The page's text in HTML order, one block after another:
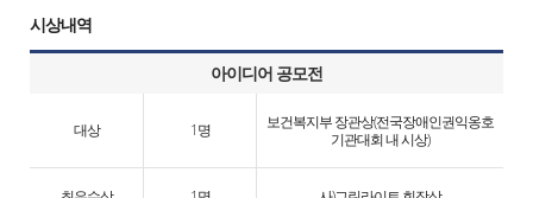
시상내역
아이디어 공모전
대상 1명
보건복지부 장관상(전국장애인권익옹호
기관대회 내 시상)